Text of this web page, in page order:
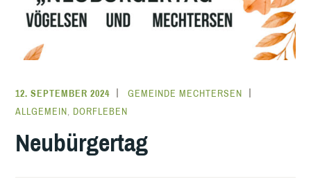
12. SEPTEMBER 2024
GEMEINDE MECHTERSEN
ALLGEMEIN DORFLEBEN
Neubürgertag